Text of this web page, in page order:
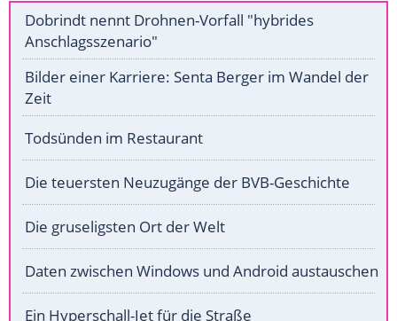
Dobrindt nennt Drohnen-Vorfall "hybrides
Anschlagsszenario"
Bilder einer Karriere: Senta Berger im Wandel der
Zeit
Todsünden im Restaurant
Die teuersten Neuzugänge der BVB-Geschichte
Die gruseligsten Ort der Welt
Daten zwischen Windows und Android austauschen
Ein Hyperschall-Jet für die Straße